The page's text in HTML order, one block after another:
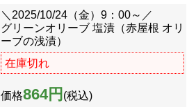
＼2025/10/24（金）9：00～／
グリーンオリーブ 塩漬（赤屋根 オリ
ーブの浅漬）
在庫切れ
価格864円 (税込)